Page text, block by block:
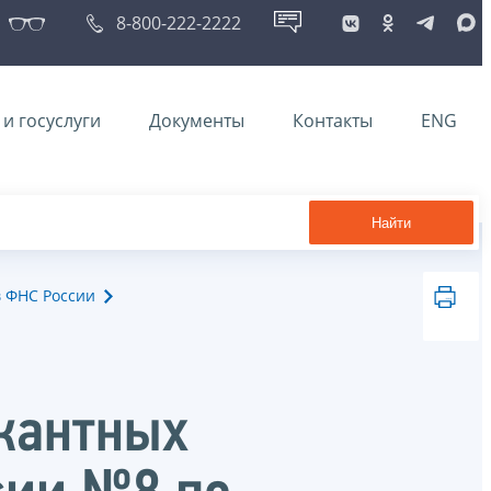
8-800-222-2222
госуслуги Документы Контакты ENG
Найти
ФНС России